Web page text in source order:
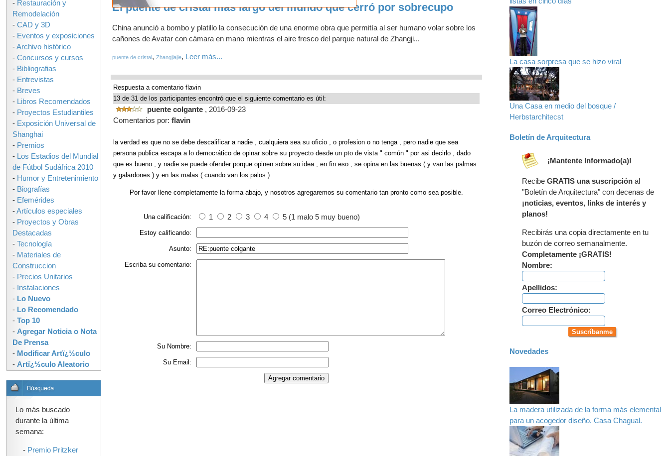
El puente de cristal más largo del mundo que cerró por sobrecupo
China anunció a bombo y platillo la consecución de una enorme obra que permitía al ser humano volar sobre los
cañones de Avatar con cámara en mano mientras el aire fresco del parque natural de Zhangji...
puente de cristal, Zhangjiajie, Leer más...
Respuesta a comentario flavin
13 de 31 de los participantes encontró que el siguiente comentario es útil:
puente colgante , 2016-09-23
Comentarios por: flavin
la verdad es que no se debe descalificar a nadie , cualquiera sea su oficio , o profesion o no tenga , pero nadie que sea
persona publica escapa a lo democrático de opinar sobre su proyecto desde un pto de vista " común " por asi decirlo , dado
que es bueno , y nadie se puede ofender porque opinen sobre su idea , en fin eso , se opina en las buenas ( y van las palmas
y galardones ) y en las malas ( cuando van los palos )
Por favor llene completamente la forma abajo, y nosotros agregaremos su comentario tan pronto como sea posible.
Una calificación: 1 2 3 4 5 (1 malo 5 muy bueno)
Estoy calificando:
Asunto:
Escriba su comentario:
Su Nombre:
Su Email:
La casa sorpresa que se hizo viral
Una Casa en medio del bosque /
Herbstarchitecst
Boletín de Arquitectura
¡Mantente Informado(a)!
Recibe GRATIS una suscripción al
"Boletín de Arquitectura" con decenas de
¡noticias, eventos, links de interés y
planos!
Recibirás una copia directamente en tu
buzón de correo semanalmente.
Completamente ¡GRATIS!
Nombre:
Apellidos:
Correo Electrónico:
Novedades
La madera utilizada de la forma más elemental
para un acogedor diseño. Casa Chagual.
- Restauración y
Remodelación
- CAD y 3D
- Eventos y exposiciones
-Archivo histórico
- Concursos y cursos
- Bibliografias
- Entrevistas
- Breves
- Libros Recomendados
- Proyectos Estudiantiles
- Exposición Universal de
Shanghai
- Premios
- Los Estadios del Mundial
de Fútbol Sudáfrica 2010
- Humor y Entretenimiento
- Biografías
- Efemérides
-Artículos especiales
- Proyectos y Obras
Destacadas
- Tecnología
- Materiales de
Construccion
- Precios Unitarios
- Instalaciones
- Lo Nuevo
- Lo Recomendado
- Top 10
- Agregar Noticia o Nota
De Prensa
- Modificar Artï¿½culo
- Artï¿½culo Aleatorio
Lo más buscado
durante la última
semana:
- Premio Pritzker